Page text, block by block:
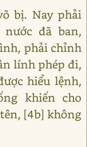
bị. Nay phải
đã ban,
phải chỉnh
lính phép đi,
hiểu lệnh,
khiến cho
[4b] không